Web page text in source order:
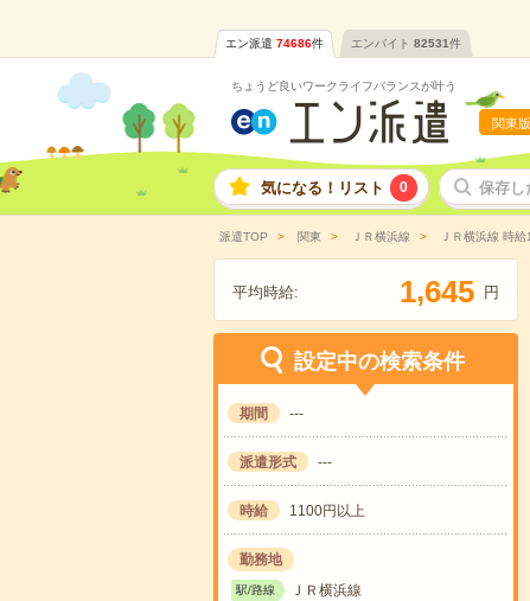
エン派遣 74686件 エンバイト 82531件
ちょうど良いワークライフバランスが叶う
関東版
気になる！リスト 0 保存し
派遣TOP 関東 ＪＲ横浜線 ＪＲ横浜線 時
平均時給: 1,645 円
設定中の検索条件
期間 ---
派遣形式 ---
時給 1100円以上
勤務地
駅/路線 ＪＲ横浜線